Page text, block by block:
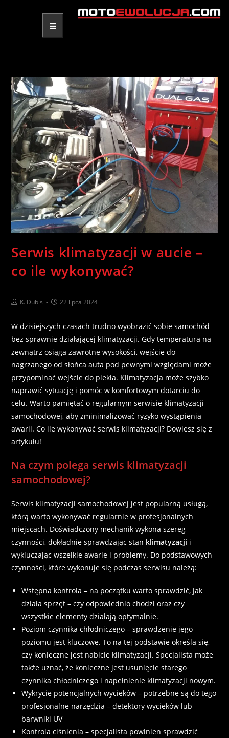
Serwis klimatyzacji w aucie –
co ile wykonywać?
K. Dubis 22 lipca 2024
W dzisiejszych czasach trudno wyobrazić sobie samochód
bez sprawnie działającej klimatyzacji. Gdy temperatura na
zewnątrz osiąga zawrotne wysokości, wejście do
nagrzanego od słońca auta pod pewnymi względami może
przypominać wejście do piekła. Klimatyzacja może szybko
naprawić sytuację i pomóc w komfortowym dotarciu do
celu. Warto pamiętać o regularnym serwisie klimatyzacji
samochodowej, aby zminimalizować ryzyko wystąpienia
awarii. Co ile wykonywać serwis klimatyzacji? Dowiesz się z
artykułu!
Na czym polega serwis klimatyzacji
samochodowej?
Serwis klimatyzacji samochodowej jest popularną usługą,
którą warto wykonywać regularnie w profesjonalnych
miejscach. Doświadczony mechanik wykona szereg
czynności, dokładnie sprawdzając stan klimatyzacji i
wykluczając wszelkie awarie i problemy. Do podstawowych
czynności, które wykonuje się podczas serwisu należą:
Wstępna kontrola – na początku warto sprawdzić, jak
działa sprzęt – czy odpowiednio chodzi oraz czy
wszystkie elementy działają optymalnie.
Poziom czynnika chłodniczego – sprawdzenie jego
poziomu jest kluczowe. To na tej podstawie określa się,
czy konieczne jest nabicie klimatyzacji. Specjalista może
także uznać, że konieczne jest usunięcie starego
czynnika chłodniczego i napełnienie klimatyzacji nowym.
Wykrycie potencjalnych wycieków – potrzebne są do tego
profesjonalne narzędzia – detektory wycieków lub
barwniki UV
Kontrola ciśnienia – specjalista powinien sprawdzić